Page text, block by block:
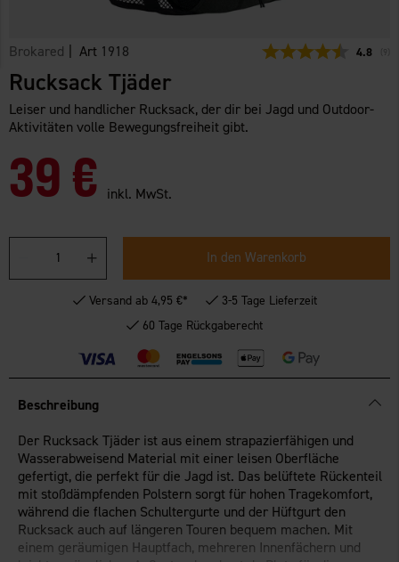
Brokared | Art 1918 4.8 9
Rucksack Tjäder
Leiser und handlicher Rucksack, der dir bei Jagd und Outdoor-
Aktivitäten volle Bewegungsfreiheit gibt.
39 € inkl. MwSt.
In den Warenkorb
Versand ab 4,95 €*
3-5 Tage Lieferzeit
60 Tage Rückgaberecht
Beschreibung
Der Rucksack Tjäder ist aus einem strapazierfähigen und
Wasserabweisend Material mit einer leisen Oberfläche
gefertigt, die perfekt für die Jagd ist. Das belüftete Rückenteil
mit stoßdämpfenden Polstern sorgt für hohen Tragekomfort,
während die flachen Schultergurte und der Hüftgurt den
Rucksack auch auf längeren Touren bequem machen. Mit
einem geräumigen Hauptfach, mehreren Innenfächern und